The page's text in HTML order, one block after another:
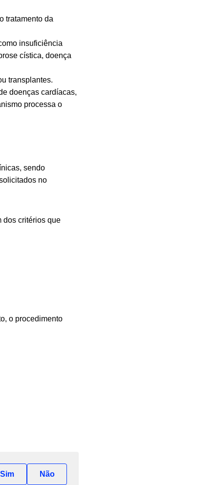
tratamento da
insuficiência
cística, doença
transplantes.
doenças cardíacas,
processa o
sendo
no
dos critérios que
o procedimento
Sim Não